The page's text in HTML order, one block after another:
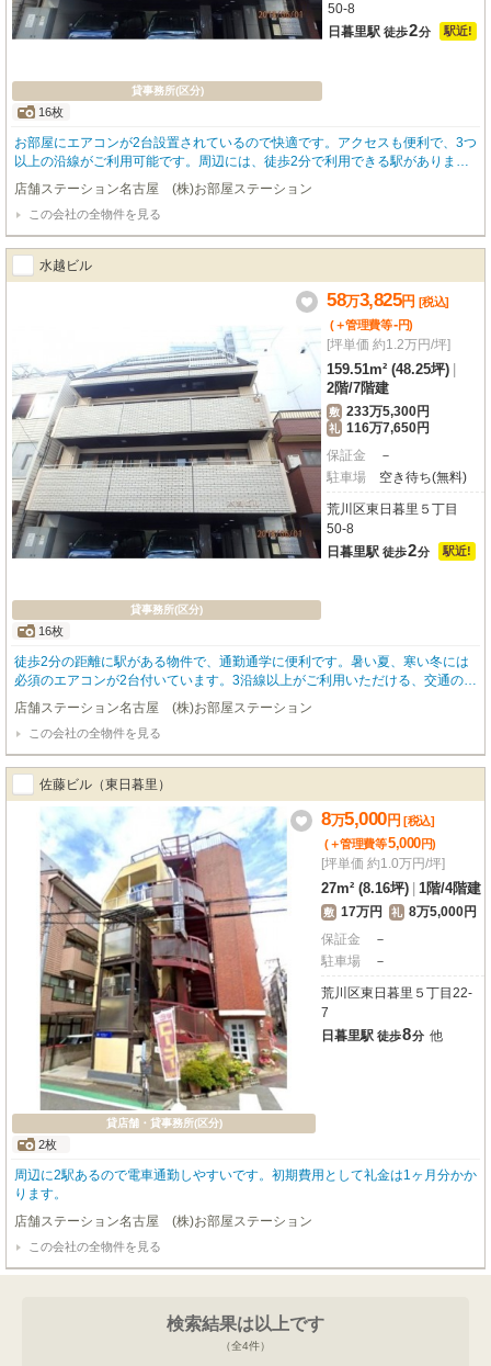
貸事務所(区分)
16枚
50-8
日暮里駅 徒歩2分 駅近!
お部屋にエアコンが2台設置されているので快適です。アクセスも便利で、3つ
以上の沿線がご利用可能です。周辺には、徒歩2分で利用できる駅がありま
す。
店舗ステーション名古屋 (株)お部屋ステーション
この会社の全物件を見る
水越ビル
貸事務所(区分)
16枚
58万3,825円 [税込]
(＋管理費等-円)
[坪単価 約1.2万円/坪]
159.51m² (48.25坪)
2階/7階建
敷 233万5,300円
礼 116万7,650円
保証金
－
駐車場
空き待ち(無料)
荒川区東日暮里５丁目
50-8
日暮里駅 徒歩2分 駅近!
徒歩2分の距離に駅がある物件で、通勤通学に便利です。暑い夏、寒い冬には
必須のエアコンが2台付いています。3沿線以上がご利用いただける、交通の便
の良い物件です。
店舗ステーション名古屋 (株)お部屋ステーション
この会社の全物件を見る
佐藤ビル（東日暮里）
貸店舗・貸事務所(区分)
2枚
8万5,000円 [税込]
(＋管理費等5,000円)
[坪単価 約1.0万円/坪]
27m² (8.16坪) 1階/4階建
敷 17万円 礼 8万5,000円
保証金
－
駐車場
－
荒川区東日暮里５丁目22-
7
日暮里駅 徒歩8分 他
周辺に2駅あるので電車通勤しやすいです。初期費用として礼金は1ヶ月分かか
ります。
店舗ステーション名古屋 (株)お部屋ステーション
この会社の全物件を見る
検索結果は以上です
（全4件）